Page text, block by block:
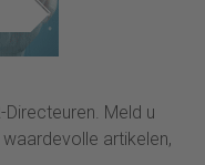
Directeuren. Meld u
artikelen,